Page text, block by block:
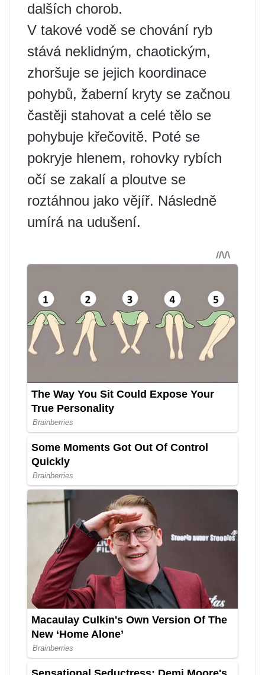
dalších chorob.
V takové vodě se chování ryb
stává neklidným, chaotickým,
zhoršuje se jejich koordinace
pohybů, žaberní kryty se začnou
častěji stahovat a celé tělo se
pohybuje křečovitě. Poté se
pokryje hlenem, rohovky rybích
očí se zakalí a ploutve se
roztáhnou jako vějíř. Následně
umírá na udušení.